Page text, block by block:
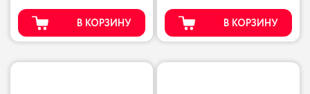
В КОРЗИНУ В КОРЗИНУ